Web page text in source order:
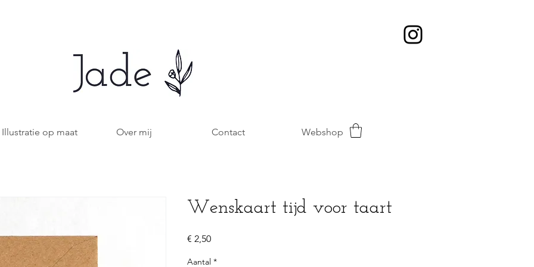
Illustratie op maat Over mij Contact Webshop
Wenskaart tijd voor taart
€ 2,50Prijs
Aantal *